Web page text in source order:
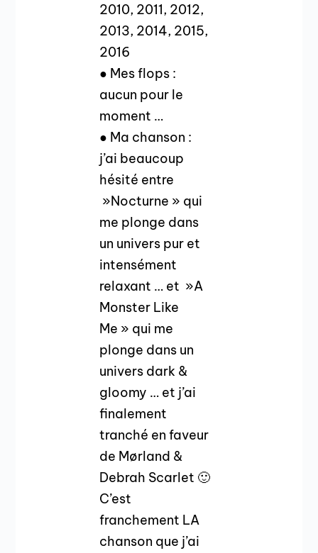
2010, 2011, 2012,
2013, 2014, 2015,
2016
● Mes flops :
aucun pour le
moment …
● Ma chanson :
j’ai beaucoup
hésité entre
»Nocturne » qui
me plonge dans
un univers pur et
intensément
relaxant … et »A
Monster Like
Me » qui me
plonge dans un
univers dark &
gloomy … et j’ai
finalement
tranché en faveur
de Mørland &
Debrah Scarlet 🙂
C’est
franchement LA
chanson que j’ai